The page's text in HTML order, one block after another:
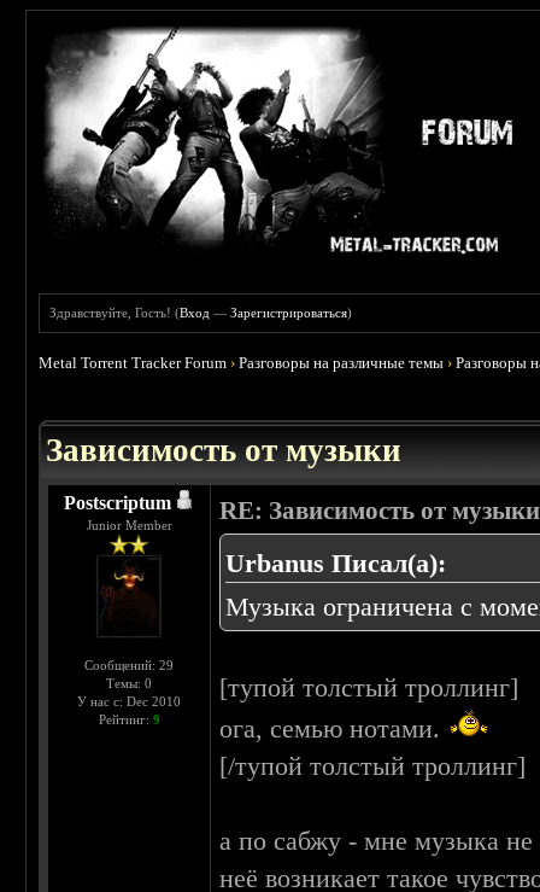
Здравствуйте, Гость! (Вход —Зарегистрироваться)
Metal Torrent Tracker Forum ›Разговоры на различные темы ›Разговоры
Зависимость от музыки
Postscriptum
Junior Member
Сообщений: 29
Темы: 0
У нас с: Dec 2010
Рейтинг: 9
RE: Зависимость от музыки
Urbanus Писал(а):
Музыка ограничена с
[тупой толстый троллинг]
ога, семью нотами.
[/тупой толстый троллинг]
а по сабжу - мне музыка не
неё возникает такое